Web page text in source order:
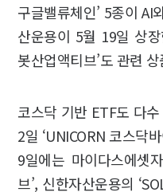
구글밸류체인’ 5종이 AI
산운용이 5월 19일 상
봇산업액티브’도 관련
코스닥 기반 ETF도 다
2일 ‘UNICORN 코스닥
9일에는 마이다스에셋
브’, 신한자산운용의